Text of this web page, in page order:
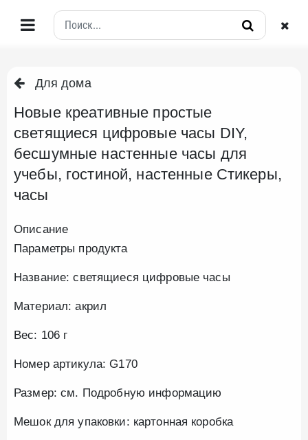
Для дома
Новые креативные простые
светящиеся цифровые часы DIY,
бесшумные настенные часы для
учебы, гостиной, настенные Стикеры,
часы
Описание
Параметры продукта
Название: светящиеся цифровые часы
Материал: акрил
Вес: 106 г
Номер артикула: G170
Размер: см. Подробную информацию
Мешок для упаковки: картонная коробка